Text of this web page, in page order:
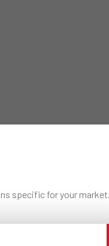
specific for your market.